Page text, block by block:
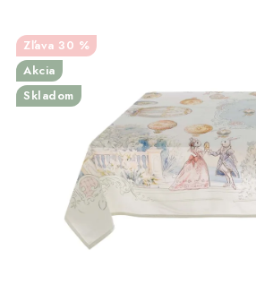
SVIETIDLÁ
DOPLNKY
STOLOVANIE
KOZMETIKA
30 %
Akcia
Skladom